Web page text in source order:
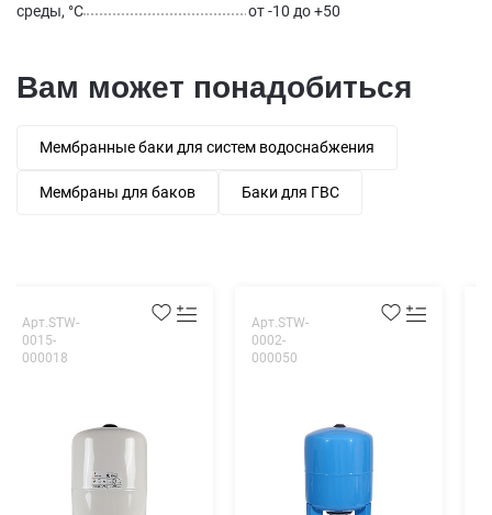
среды, °С
от -10 до +50
Вам может понадобиться
Мембранные баки для систем водоснабжения
Мембраны для баков Баки для ГВС
Арт.STW-
0015-
000018
Арт.STW-
0002-
000050